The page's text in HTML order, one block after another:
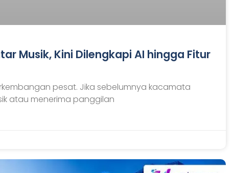
Musik, Kini Dilengkapi AI hingga Fitur
pesat. Jika sebelumnya kacamata
atau menerima panggilan